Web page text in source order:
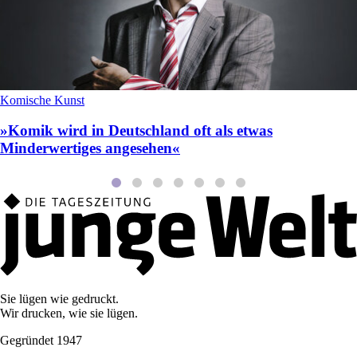
Komische Kunst
»Komik wird in Deutschland oft als etwas
Minderwertiges angesehen«
Sie lügen wie gedruckt.
Wir drucken, wie sie lügen.
Gegründet 1947